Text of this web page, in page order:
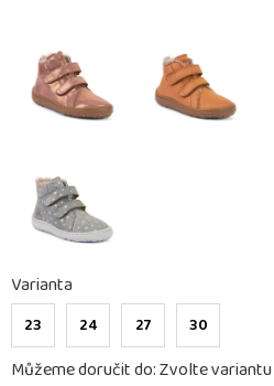
Varianta
23 24 27 30
Můžeme doručit do:Zvolte variantu